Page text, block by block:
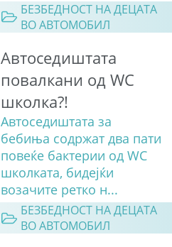
БЕЗБЕДНОСТ НА ДЕЦАТА
ВО АВТОМОБИЛ
Автоседиштата
повалкани од WC
школка?!
Автоседиштата за
бебиња содржат два пати
повеќе бактерии од WC
школката, бидејќи
возачите ретко н...
БЕЗБЕДНОСТ НА ДЕЦАТА
ВО АВТОМОБИЛ